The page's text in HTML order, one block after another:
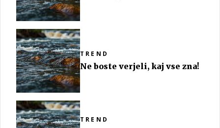
TREND
Ne boste verjeli, kaj vse zna!
TREND